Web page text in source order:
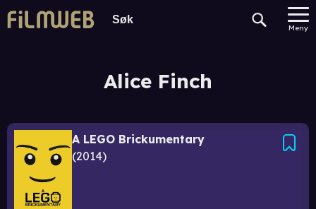
Meny
Alice Finch
A LEGO Brickumentary
2014